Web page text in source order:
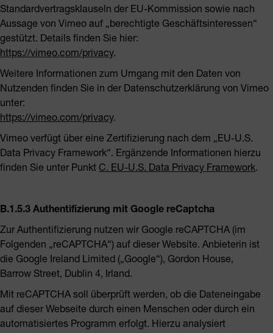
Standardvertragsklauseln der EU-Kommission sowie nach
Aussage von Vimeo auf „berechtigte Geschäftsinteressen“
gestützt. Details finden Sie hier:
https://vimeo.com/privacy.
Weitere Informationen zum Umgang mit den Daten von
Nutzenden finden Sie in der Datenschutzerklärung von Vimeo
unter:
https://vimeo.com/privacy.
Vimeo verfügt über eine Zertifizierung nach dem „EU-U.S.
Data Privacy Framework“. Ergänzende Informationen hierzu
finden Sie unter Punkt C. EU-U.S. Data Privacy Framework.
B.1.5.3 Authentifizierung mit Google reCaptcha
Zur Authentifizierung nutzen wir Google reCAPTCHA (im
Folgenden „reCAPTCHA“) auf dieser Website. Anbieterin ist
die Google Ireland Limited („Google“), Gordon House,
Barrow Street, Dublin 4, Irland.
Mit reCAPTCHA soll überprüft werden, ob die Dateneingabe
auf dieser Webseite durch einen Menschen oder durch ein
automatisiertes Programm erfolgt. Hierzu analysiert